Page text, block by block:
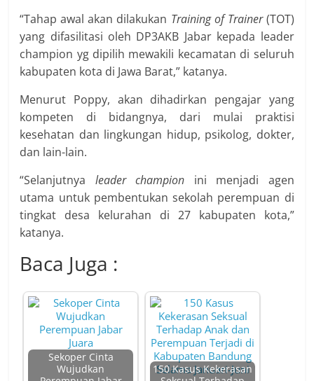
“Tahap awal akan dilakukan Training of Trainer(TOT)
yang difasilitasi oleh DP3AKB Jabar kepada leader
champion yg dipilih mewakili kecamatan di seluruh
kabupaten kota di Jawa Barat,” katanya.
Menurut Poppy, akan dihadirkan pengajar yang
kompeten di bidangnya, dari mulai praktisi
kesehatan dan lingkungan hidup, psikolog, dokter,
dan lain-lain.
“Selanjutnya leader champion ini menjadi agen
utama untuk pembentukan sekolah perempuan di
tingkat desa kelurahan di 27 kabupaten kota,”
katanya.
Baca Juga :
Sekoper Cinta
Wujudkan
150 Kasus Kekerasan